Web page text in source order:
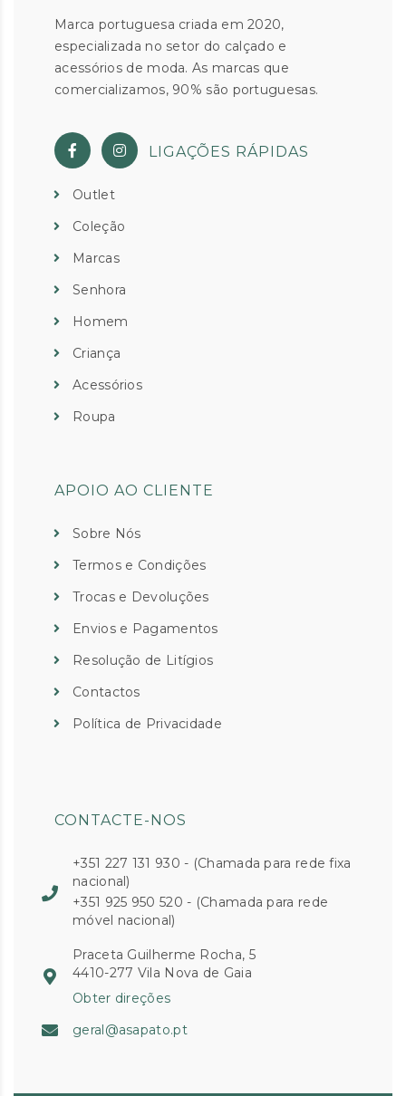
Marca portuguesa criada em 2020,
especializada no setor do calçado e
acessórios de moda. As marcas que
comercializamos, 90% são portuguesas.
LIGAÇÕES RÁPIDAS
Outlet
Coleção
Marcas
Senhora
Homem
Criança
Acessórios
Roupa
APOIO AO CLIENTE
Sobre Nós
Termos e Condições
Trocas e Devoluções
Envios e Pagamentos
Resolução de Litígios
Contactos
Política de Privacidade
CONTACTE-NOS
+351 227 131 930 - (Chamada para rede fixa
nacional)
+351 925 950 520 - (Chamada para rede
móvel nacional)
Praceta Guilherme Rocha, 5
4410-277 Vila Nova de Gaia
Obter direções
geral@asapato.pt